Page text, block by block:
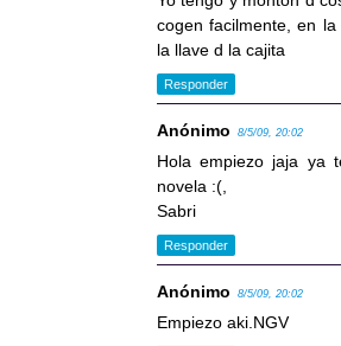
cogen facilmente, en
la llave d la cajita
Responder
Anónimo 8/5/09, 20:02
Hola empiezo jaja ya
novela :(,
Sabri
Responder
Anónimo 8/5/09, 20:02
Empiezo aki.NGV